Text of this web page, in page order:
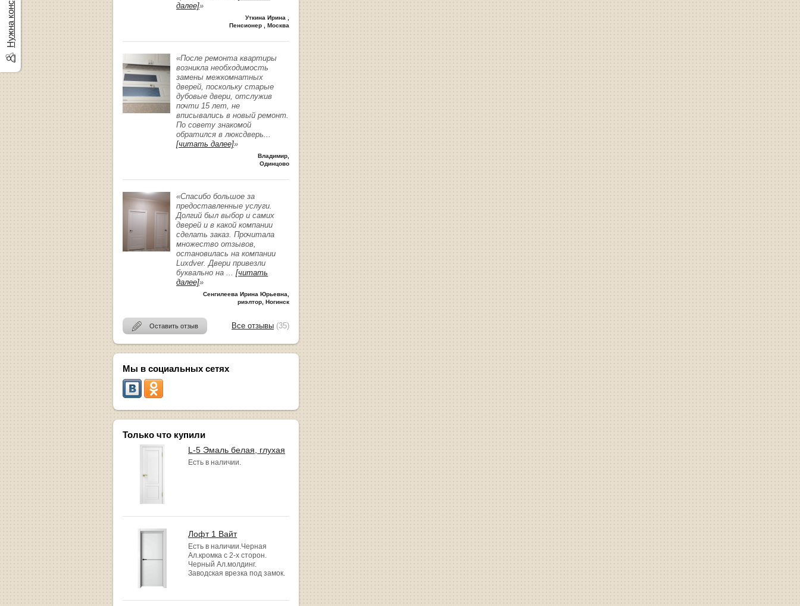
далее]»
Уткина Ирина ,
Пенсионер , Москва
«После ремонта квартиры
возникла необходимость
замены межкомнатных
дверей, поскольку старые
дубовые двери, отслужив
почти 15 лет, не
вписывались в новый ремонт.
По совету знакомой
обратился в люксдверь...
[читать далее]»
Владимир,
Одинцово
«Спасибо большое за
предоставленные услуги.
Долгий был выбор и самих
дверей и в какой компании
сделать заказ. Прочитала
множество отзывов,
остановилась на компании
Luxdver. Двери привезли
буквально на ... [читать
далее]»
Сенгилеева Ирина Юрьевна,
риэлтор, Ногинск
Оставить отзыв Все отзывы (35)
Мы в социальных сетях
Только что купили
L-5 Эмаль белая, глухая
Есть в наличии.
Лофт 1 Вайт
Есть в наличии.Черная
Ал.кромка с 2-х сторон.
Черный Ал.молдинг.
Заводская врезка под замок.